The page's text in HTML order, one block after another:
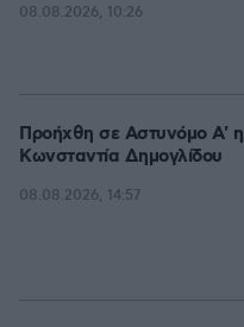
08.08.2026, 10:26
Προήχθη σε Αστυνόμο Α' η
Κωνσταντία Δημογλίδου
08.08.2026, 14:57